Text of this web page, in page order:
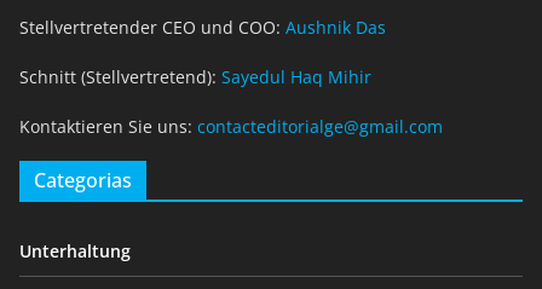
Stellvertretender CEO und COO: Aushnik Das
Schnitt (Stellvertretend): Sayedul Haq Mihir
Kontaktieren Sie uns: contacteditorialge@gmail.com
Categorias
Unterhaltung